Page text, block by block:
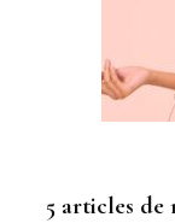
5 articles de